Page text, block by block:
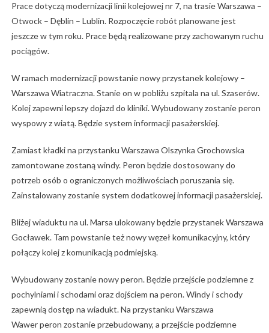
Prace dotyczą modernizacji linii kolejowej nr 7, na trasie Warszawa –
Otwock – Dęblin – Lublin. Rozpoczęcie robót planowane jest
jeszcze w tym roku. Prace będą realizowane przy zachowanym ruchu
pociągów.
W ramach modernizacji powstanie nowy przystanek kolejowy –
Warszawa Wiatraczna. Stanie on w pobliżu szpitala na ul. Szaserów.
Kolej zapewni lepszy dojazd do kliniki. Wybudowany zostanie peron
wyspowy z wiatą. Będzie system informacji pasażerskiej.
Zamiast kładki na przystanku Warszawa Olszynka Grochowska
zamontowane zostaną windy. Peron będzie dostosowany do
potrzeb osób o ograniczonych możliwościach poruszania się.
Zainstalowany zostanie system dodatkowej informacji pasażerskiej.
Bliżej wiaduktu na ul. Marsa ulokowany będzie przystanek Warszawa
Gocławek. Tam powstanie też nowy węzeł komunikacyjny, który
połączy kolej z komunikacją podmiejską.
Wybudowany zostanie nowy peron. Będzie przejście podziemne z
pochylniami i schodami oraz dojściem na peron. Windy i schody
zapewnią dostęp na wiadukt. Na przystanku Warszawa
Wawer peron zostanie przebudowany, a przejście podziemne